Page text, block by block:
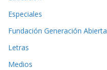
Especiales
Fundación Generación Abierta
Letras
Medios